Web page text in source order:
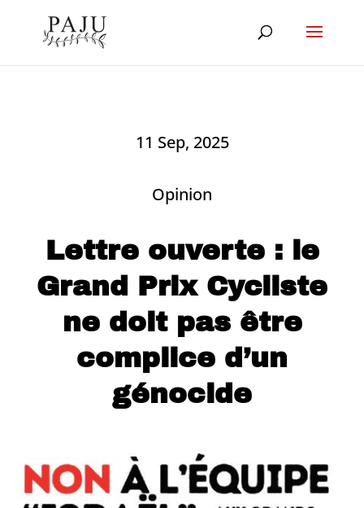
11 Sep, 2025
Opinion
Lettre ouverte : le
Grand Prix Cycliste
ne doit pas être
complice d’un
génocide